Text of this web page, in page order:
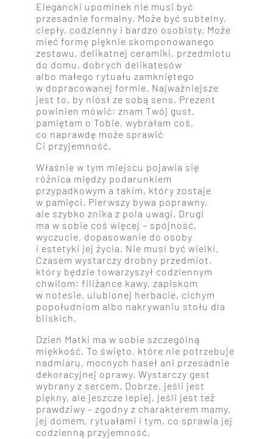
Elegancki upominek nie musi być
przesadnie formalny. Może być subtelny,
ciepły, codzienny i bardzo osobisty. Może
mieć formę pięknie skomponowanego
zestawu, delikatnej ceramiki, przedmiotu
do domu, dobrych delikatesów
albo małego rytuału zamkniętego
w dopracowanej formie. Najważniejsze
jest to, by niósł ze sobą sens. Prezent
powinien mówić: znam Twój gust,
pamiętam o Tobie, wybrałam coś,
co naprawdę może sprawić
Ci przyjemność.
Właśnie w tym miejscu pojawia się
różnica między podarunkiem
przypadkowym a takim, który zostaje
w pamięci. Pierwszy bywa poprawny,
ale szybko znika z pola uwagi. Drugi
ma w sobie coś więcej – spójność,
wyczucie, dopasowanie do osoby
i estetyki jej życia. Nie musi być wielki.
Czasem wystarczy drobny przedmiot,
który będzie towarzyszył codziennym
chwilom: filiżance kawy, zapiskom
w notesie, ulubionej herbacie, cichym
popołudniom albo nakrywaniu stołu dla
bliskich.
Dzień Matki ma w sobie szczególną
miękkość. To święto, które nie potrzebuje
nadmiaru, mocnych haseł ani przesadnie
dekoracyjnej oprawy. Wystarczy gest
wybrany z sercem. Dobrze, jeśli jest
piękny, ale jeszcze lepiej, jeśli jest też
prawdziwy – zgodny z charakterem mamy,
jej domem, rytuałami i tym, co sprawia jej
codzienną przyjemność.